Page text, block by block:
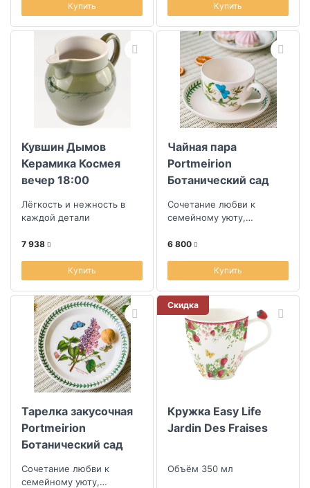
Купить Купить
Кувшин Дымов
Керамика Космея
вечер 18:00
Лёгкость и нежность в
каждой детали
7 938
Купить
Чайная пара
Portmeirion
Ботанический сад
Сочетание любви к
семейному уюту,
работы и смелостью
6 800
Купить
Тарелка закусочная
Portmeirion
Ботанический сад
Сочетание любви к
семейному уюту,
Скидка
Кружка Easy Life
Jardin Des Fraises
Объём 350 мл